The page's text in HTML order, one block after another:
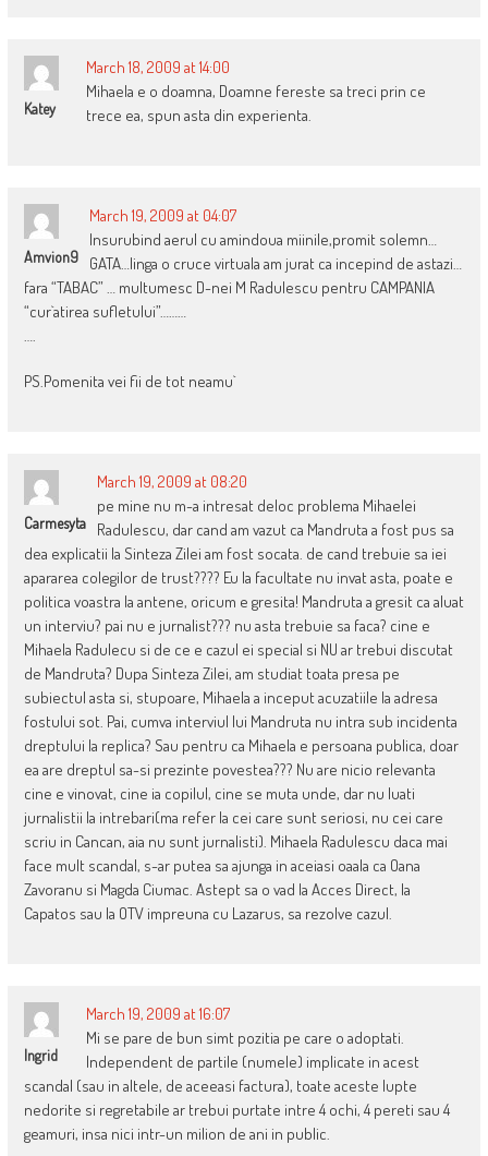
Katey
March 18, 2009 at 14:00
Mihaela e o doamna, Doamne fereste sa treci prin ce
trece ea, spun asta din experienta.
Amvion9
March 19, 2009 at 04:07
Insurubind aerul cu amindoua miinile,promit solemn…
GATA…linga o cruce virtuala am jurat ca incepind de astazi…
fara “TABAC” … multumesc D-nei M Radulescu pentru CAMPANIA
“cur`atirea sufletului”………
….
PS.Pomenita vei fii de tot neamu`
Carmesyta
March 19, 2009 at 08:20
pe mine nu m-a intresat deloc problema Mihaelei
Radulescu, dar cand am vazut ca Mandruta a fost pus sa
dea explicatii la Sinteza Zilei am fost socata. de cand trebuie sa iei
apararea colegilor de trust???? Eu la facultate nu invat asta, poate e
politica voastra la antene, oricum e gresita! Mandruta a gresit ca aluat
un interviu? pai nu e jurnalist??? nu asta trebuie sa faca? cine e
Mihaela Radulecu si de ce e cazul ei special si NU ar trebui discutat
de Mandruta? Dupa Sinteza Zilei, am studiat toata presa pe
subiectul asta si, stupoare, Mihaela a inceput acuzatiile la adresa
fostului sot. Pai, cumva interviul lui Mandruta nu intra sub incidenta
dreptului la replica? Sau pentru ca Mihaela e persoana publica, doar
ea are dreptul sa-si prezinte povestea??? Nu are nicio relevanta
cine e vinovat, cine ia copilul, cine se muta unde, dar nu luati
jurnalistii la intrebari(ma refer la cei care sunt seriosi, nu cei care
scriu in Cancan, aia nu sunt jurnalisti). Mihaela Radulescu daca mai
face mult scandal, s-ar putea sa ajunga in aceiasi oaala ca Oana
Zavoranu si Magda Ciumac. Astept sa o vad la Acces Direct, la
Capatos sau la OTV impreuna cu Lazarus, sa rezolve cazul.
Ingrid
March 19, 2009 at 16:07
Mi se pare de bun simt pozitia pe care o adoptati.
Independent de partile (numele) implicate in acest
scandal (sau in altele, de aceeasi factura), toate aceste lupte
nedorite si regretabile ar trebui purtate intre 4 ochi, 4 pereti sau 4
geamuri, insa nici intr-un milion de ani in public.